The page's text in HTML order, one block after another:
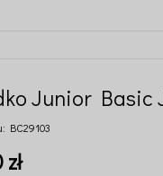
Junior Basic
BC29103